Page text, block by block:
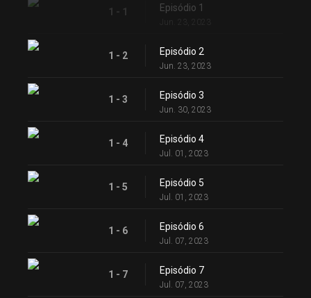
1 - 1 Episódio 1
1 - 2 Episódio 2
Jun. 23, 2023
1 - 3 Episódio 3
Jun. 30, 2023
1 - 4 Episódio 4
Jul. 01, 2023
1 - 5 Episódio 5
Jul. 01, 2023
1 - 6 Episódio 6
Jul. 07, 2023
1 - 7 Episódio 7
Jul. 07, 2023